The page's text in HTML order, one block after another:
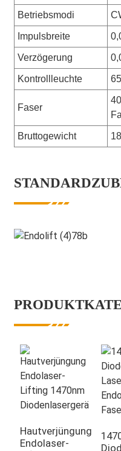
Betriebsmodi
Impulsbreite
Verzögerung
Kontrollleuchte
Faser
Bruttogewicht
Hautverjüngung
Endolaser-